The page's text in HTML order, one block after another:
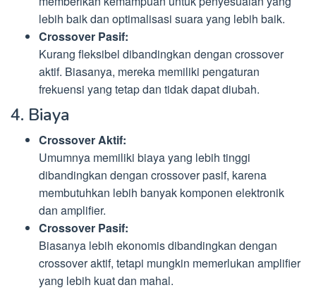
lebih baik dan optimalisasi suara yang lebih baik.
Crossover Pasif:
Kurang fleksibel dibandingkan dengan crossover
aktif. Biasanya, mereka memiliki pengaturan
frekuensi yang tetap dan tidak dapat diubah.
4. Biaya
Crossover Aktif:
Umumnya memiliki biaya yang lebih tinggi
dibandingkan dengan crossover pasif, karena
membutuhkan lebih banyak komponen elektronik
dan amplifier.
Crossover Pasif:
Biasanya lebih ekonomis dibandingkan dengan
crossover aktif, tetapi mungkin memerlukan amplifier
yang lebih kuat dan mahal.